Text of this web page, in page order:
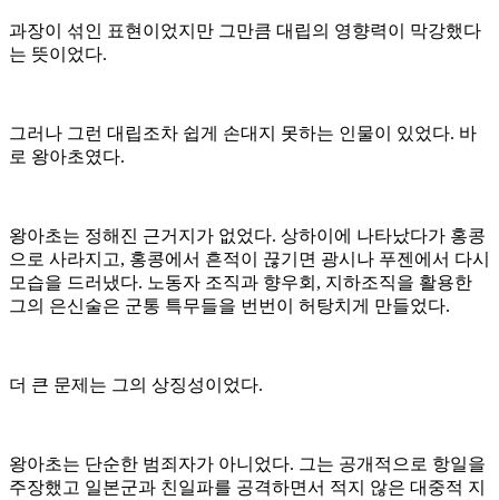
과장이 섞인 표현이었지만 그만큼 대립의 영향력이 막강했다
는 뜻이었다.
그러나 그런 대립조차 쉽게 손대지 못하는 인물이 있었다. 바
로 왕아초였다.
왕아초는 정해진 근거지가 없었다. 상하이에 나타났다가 홍콩
으로 사라지고, 홍콩에서 흔적이 끊기면 광시나 푸젠에서 다시
모습을 드러냈다. 노동자 조직과 향우회, 지하조직을 활용한
그의 은신술은 군통 특무들을 번번이 허탕치게 만들었다.
더 큰 문제는 그의 상징성이었다.
왕아초는 단순한 범죄자가 아니었다. 그는 공개적으로 항일을
주장했고 일본군과 친일파를 공격하면서 적지 않은 대중적 지